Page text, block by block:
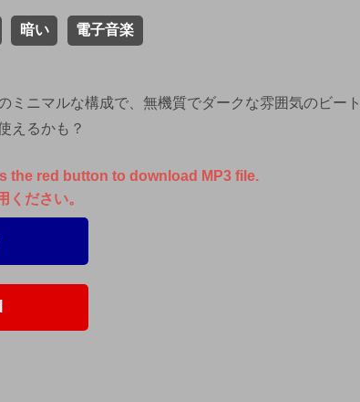
暗い 電子音楽
ニマルな構成で、無機質でダークな雰囲気のビー
えるかも？
the red button to download MP3 file.
ください。